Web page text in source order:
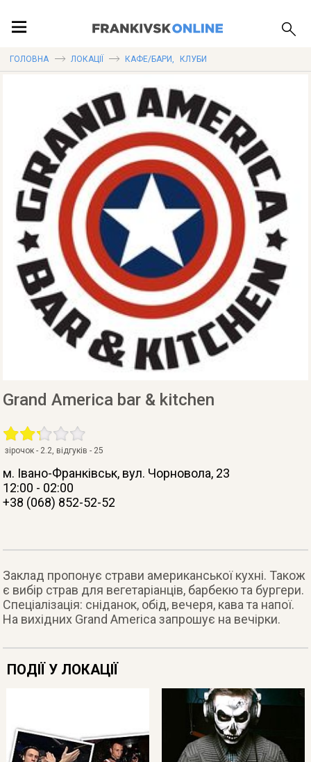
ПУБЛІКАЦІЇ
ГОЛОВНА ЛОКАЦІЇ КАФЕ/БАРИ , КЛУБИ
Grand America bar & kitchen
зірочок - 2.2, відгуків - 25
м. Івано-Франківськ, вул. Чорновола, 23
12:00 - 02:00
+38 (068) 852-52-52
Заклад пропонує страви американської кухні. Також
є вибір страв для вегетаріанців, барбекю та бургери.
Спеціалізація: сніданок, обід, вечеря, кава та напої.
На вихідних Grand America запрошує на вечірки.
ПОДІЇ У ЛОКАЦІЇ